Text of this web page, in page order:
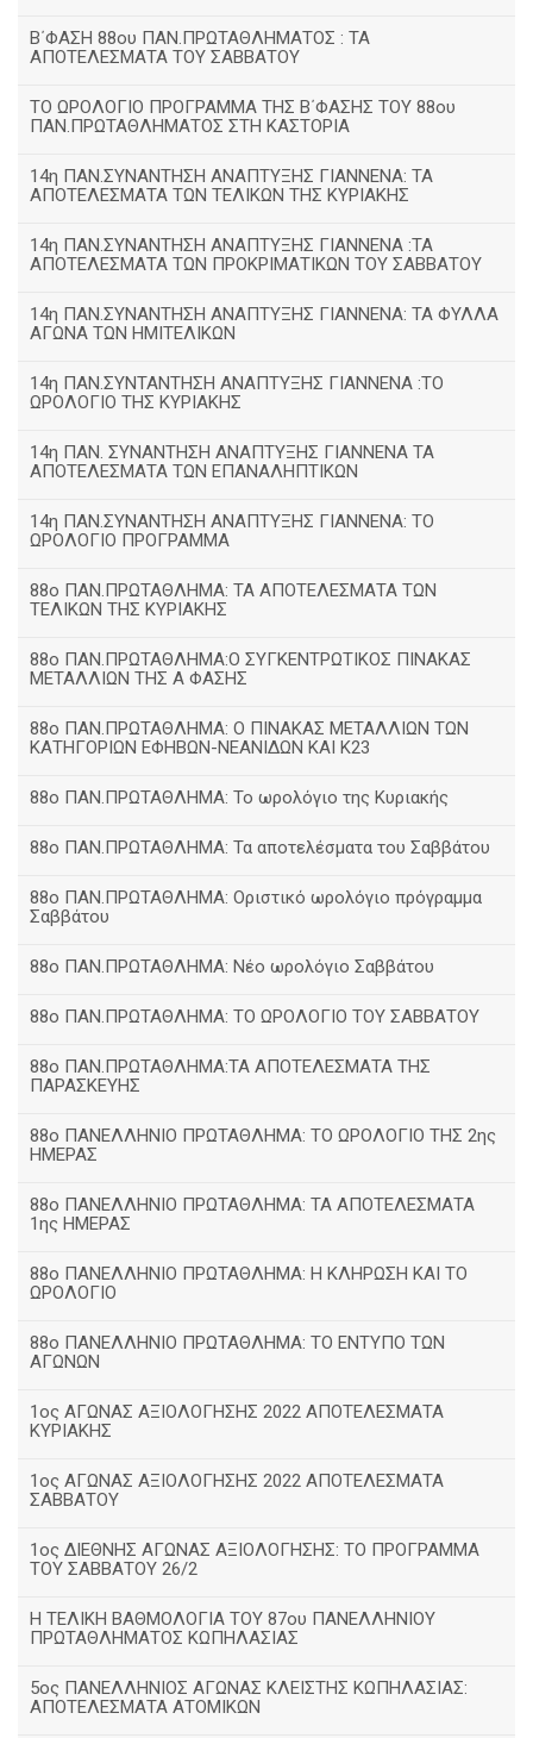
Β΄ΦΑΣΗ 88ου ΠΑΝ.ΠΡΩΤΑΘΛΗΜΑΤΟΣ : ΤΑ
ΑΠΟΤΕΛΕΣΜΑΤΑ ΤΟΥ ΣΑΒΒΑΤΟΥ
ΤΟ ΩΡΟΛΟΓΙΟ ΠΡΟΓΡΑΜΜΑ ΤΗΣ Β΄ΦΑΣΗΣ ΤΟΥ 88ου
ΠΑΝ.ΠΡΩΤΑΘΛΗΜΑΤΟΣ ΣΤΗ ΚΑΣΤΟΡΙΑ
14η ΠΑΝ.ΣΥΝΑΝΤΗΣΗ ΑΝΑΠΤΥΞΗΣ ΓΙΑΝΝΕΝΑ: ΤΑ
ΑΠΟΤΕΛΕΣΜΑΤΑ ΤΩΝ ΤΕΛΙΚΩΝ ΤΗΣ ΚΥΡΙΑΚΗΣ
14η ΠΑΝ.ΣΥΝΑΝΤΗΣΗ ΑΝΑΠΤΥΞΗΣ ΓΙΑΝΝΕΝΑ :ΤΑ
ΑΠΟΤΕΛΕΣΜΑΤΑ ΤΩΝ ΠΡΟΚΡΙΜΑΤΙΚΩΝ ΤΟΥ ΣΑΒΒΑΤΟΥ
14η ΠΑΝ.ΣΥΝΑΝΤΗΣΗ ΑΝΑΠΤΥΞΗΣ ΓΙΑΝΝΕΝΑ: ΤΑ ΦΥΛΛΑ
ΑΓΩΝΑ ΤΩΝ ΗΜΙΤΕΛΙΚΩΝ
14η ΠΑΝ.ΣΥΝΤΑΝΤΗΣΗ ΑΝΑΠΤΥΞΗΣ ΓΙΑΝΝΕΝΑ :ΤΟ
ΩΡΟΛΟΓΙΟ ΤΗΣ ΚΥΡΙΑΚΗΣ
14η ΠΑΝ. ΣΥΝΑΝΤΗΣΗ ΑΝΑΠΤΥΞΗΣ ΓΙΑΝΝΕΝΑ ΤΑ
ΑΠΟΤΕΛΕΣΜΑΤΑ ΤΩΝ ΕΠΑΝΑΛΗΠΤΙΚΩΝ
14η ΠΑΝ.ΣΥΝΑΝΤΗΣΗ ΑΝΑΠΤΥΞΗΣ ΓΙΑΝΝΕΝΑ: ΤΟ
ΩΡΟΛΟΓΙΟ ΠΡΟΓΡΑΜΜΑ
88ο ΠΑΝ.ΠΡΩΤΑΘΛΗΜΑ: ΤΑ ΑΠΟΤΕΛΕΣΜΑΤΑ ΤΩΝ
ΤΕΛΙΚΩΝ ΤΗΣ ΚΥΡΙΑΚΗΣ
88ο ΠΑΝ.ΠΡΩΤΑΘΛΗΜΑ:Ο ΣΥΓΚΕΝΤΡΩΤΙΚΟΣ ΠΙΝΑΚΑΣ
ΜΕΤΑΛΛΙΩΝ ΤΗΣ Α ΦΑΣΗΣ
88ο ΠΑΝ.ΠΡΩΤΑΘΛΗΜΑ: Ο ΠΙΝΑΚΑΣ ΜΕΤΑΛΛΙΩΝ ΤΩΝ
ΚΑΤΗΓΟΡΙΩΝ ΕΦΗΒΩΝ-ΝΕΑΝΙΔΩΝ ΚΑΙ Κ23
88ο ΠΑΝ.ΠΡΩΤΑΘΛΗΜΑ: Το ωρολόγιο της Κυριακής
88ο ΠΑΝ.ΠΡΩΤΑΘΛΗΜΑ: Τα αποτελέσματα του Σαββάτου
88ο ΠΑΝ.ΠΡΩΤΑΘΛΗΜΑ: Οριστικό ωρολόγιο πρόγραμμα
Σαββάτου
88ο ΠΑΝ.ΠΡΩΤΑΘΛΗΜΑ: Νέο ωρολόγιο Σαββάτου
88ο ΠΑΝ.ΠΡΩΤΑΘΛΗΜΑ: ΤΟ ΩΡΟΛΟΓΙΟ ΤΟΥ ΣΑΒΒΑΤΟΥ
88ο ΠΑΝ.ΠΡΩΤΑΘΛΗΜΑ:ΤΑ ΑΠΟΤΕΛΕΣΜΑΤΑ ΤΗΣ
ΠΑΡΑΣΚΕΥΗΣ
88ο ΠΑΝΕΛΛΗΝΙΟ ΠΡΩΤΑΘΛΗΜΑ: ΤΟ ΩΡΟΛΟΓΙΟ ΤΗΣ 2ης
ΗΜΕΡΑΣ
88ο ΠΑΝΕΛΛΗΝΙΟ ΠΡΩΤΑΘΛΗΜΑ: ΤΑ ΑΠΟΤΕΛΕΣΜΑΤΑ
1ης ΗΜΕΡΑΣ
88ο ΠΑΝΕΛΛΗΝΙΟ ΠΡΩΤΑΘΛΗΜΑ: Η ΚΛΗΡΩΣΗ ΚΑΙ ΤΟ
ΩΡΟΛΟΓΙΟ
88ο ΠΑΝΕΛΛΗΝΙΟ ΠΡΩΤΑΘΛΗΜΑ: ΤΟ ΕΝΤΥΠΟ ΤΩΝ
ΑΓΩΝΩΝ
1ος ΑΓΩΝΑΣ ΑΞΙΟΛΟΓΗΣΗΣ 2022 ΑΠΟΤΕΛΕΣΜΑΤΑ
ΚΥΡΙΑΚΗΣ
1ος ΑΓΩΝΑΣ ΑΞΙΟΛΟΓΗΣΗΣ 2022 ΑΠΟΤΕΛΕΣΜΑΤΑ
ΣΑΒΒΑΤΟΥ
1ος ΔΙΕΘΝΗΣ ΑΓΩΝΑΣ ΑΞΙΟΛΟΓΗΣΗΣ: ΤΟ ΠΡΟΓΡΑΜΜΑ
ΤΟΥ ΣΑΒΒΑΤΟΥ 26/2
Η ΤΕΛΙΚΗ ΒΑΘΜΟΛΟΓΙΑ ΤΟΥ 87ου ΠΑΝΕΛΛΗΝΙΟΥ
ΠΡΩΤΑΘΛΗΜΑΤΟΣ ΚΩΠΗΛΑΣΙΑΣ
5ος ΠΑΝΕΛΛΗΝΙΟΣ ΑΓΩΝΑΣ ΚΛΕΙΣΤΗΣ ΚΩΠΗΛΑΣΙΑΣ:
ΑΠΟΤΕΛΕΣΜΑΤΑ ΑΤΟΜΙΚΩΝ